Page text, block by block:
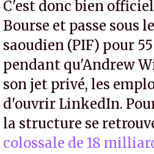
C'est donc bien
Bourse et passe sous
saoudien (PIF) pour
pendant qu'Andrew
son jet privé, les
d'ouvrir LinkedIn.
la structure se
colossale de 18